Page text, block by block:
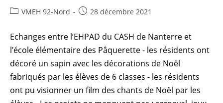
PostVMEH 92-Nord
Publication
28 décembre 2021
Echanges entre l’EHPAD du CASH de Nanterre et
l’école élémentaire des Pâquerette - les résidents ont
décoré un sapin avec les décorations de Noël
fabriqués par les élèves de 6 classes - les résidents
ont pu visionner un film des chants de Noël par les